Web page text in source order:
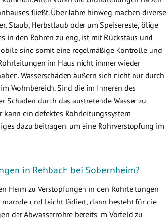
fließt. Über Jahre hinweg machen diverse
Staub, Herbstlaub oder um Speisereste, ölige
in den Rohren zu eng, ist mit Rückstaus und
sind somit eine regelmäßige Kontrolle und
im Haus nicht immer wieder
Wasserschäden äußern sich nicht nur durch
Wohnbereich. Sind die im Inneren des
durch das austretende Wasser zu
kann ein defektes Rohrleitungssystem
dazu beitragen, um eine Rohrverstopfung im
in Rehbach bei Sobernheim?
Heim zu Verstopfungen in den Rohrleitungen
und leicht lädiert, dann besteht für die
der Abwasserrohre bereits im Vorfeld zu